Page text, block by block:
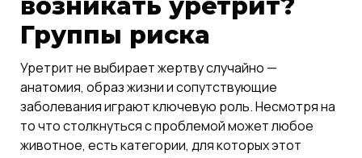
Группы риска
Уретрит не выбирает жертву случайно —
анатомия, образ жизни и сопутствующие
заболевания играют ключевую роль. Несмотря на
то что столкнуться с проблемой может любое
животное, есть категории, для которых этот